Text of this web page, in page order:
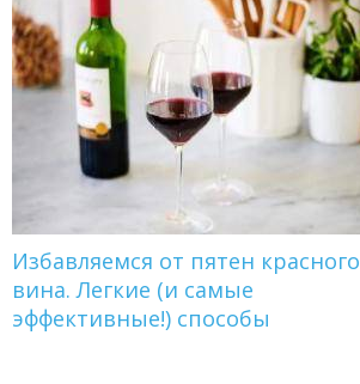
Избавляемся от пятен красного
вина. Легкие (и самые
эффективные!) способы